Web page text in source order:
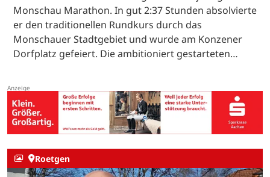
Monschau Marathon. In gut 2:37 Stunden absolvierte
er den traditionellen Rundkurs durch das
Monschauer Stadtgebiet und wurde am Konzener
Dorfplatz gefeiert. Die ambitioniert gestarteten…
Roetgen